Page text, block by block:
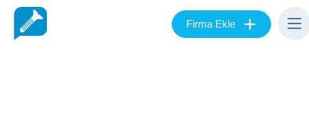
Firma Ekle +